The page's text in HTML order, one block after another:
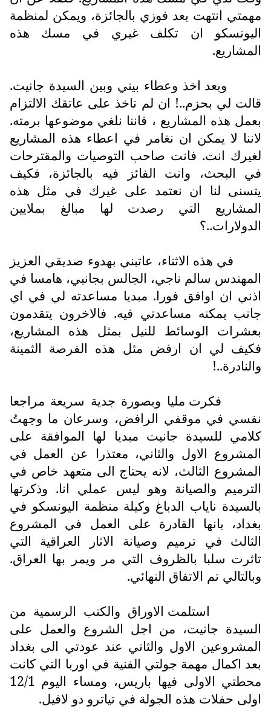
مهمتي انتهت بعد فوزي بالجائزة، ويمكن لمنظمة
اليونسكو ان تكلف غيري في مسك هذه
المشاريع.
وبعد اخذ وعطاء بيني وبين السيدة جانيت.
قالت لي بحزم..! ان لم تاخذ على عاتقك الالتزام
بعمل هذه المشاريع ، فاننا نلغي موضوعها برمته.
لاننا لا يمكن ان نغامر في اعطاء هذه المشاريع
لغيرك انت. فانت صاحب التوصيات والمقترحات
في البحث، وانت الفائز فيه بالجائزة، فكيف
يتسنى لنا ان نعتمد على غيرك في مثل هذه
المشاريع التي رصدت لها مبالغ بملايين
الدولارات..؟
في هذه الاثناء، عاتبني بهدوء صديقي العزيز
المهندس سالم ناجي، الجالس بجانبي، هامسا في
اذني ان اوافق فورا. مبديا مساعدته لي في اي
جانب يمكنه مساعدتي فيه. فالاخرون يتقدمون
بعشرات الوسائط للنيل بمثل هذه المشاريع،
فكيف لي ان ارفض مثل هذه الفرصة الثمينة
والنادرة..!
فكرت مليا وبصورة جدية سريعة مراجعا
نفسي في موقفي الرافض، وسرعان ما وجهتُ
كلامي للسيدة جانيت مبديا لها الموافقة على
المشروع الاول والثاني، معتذرا عن العمل في
المشروع الثالث، لانه يحتاج الى متعهد خاص في
الترميم والصيانة وهو ليس عملي انا. وذكرتها
بالسيدة ناياب الدباغ وكيلة منظمة اليونسكو في
بغداد، بانها القادرة على العمل في المشروع
الثالث في ترميم وصيانة الاثار العراقية التي
تاثرت سلبا بالظروف التي مر ويمر بها العراق.
وبالتالي تم الاتفاق النهائي.
استلمت الاوراق والكتب الرسمية من
السيدة جانيت، من اجل الشروع والعمل على
المشروعين الاول والثاني عند عودتي الى بغداد
بعد اكمال مهمة جولتي الفنية في اوربا التي كانت
محطتي الاولى فيها باريس، ومساء اليوم 12/1
اولى حفلات هذه الجولة في تياترو دو لافيل.